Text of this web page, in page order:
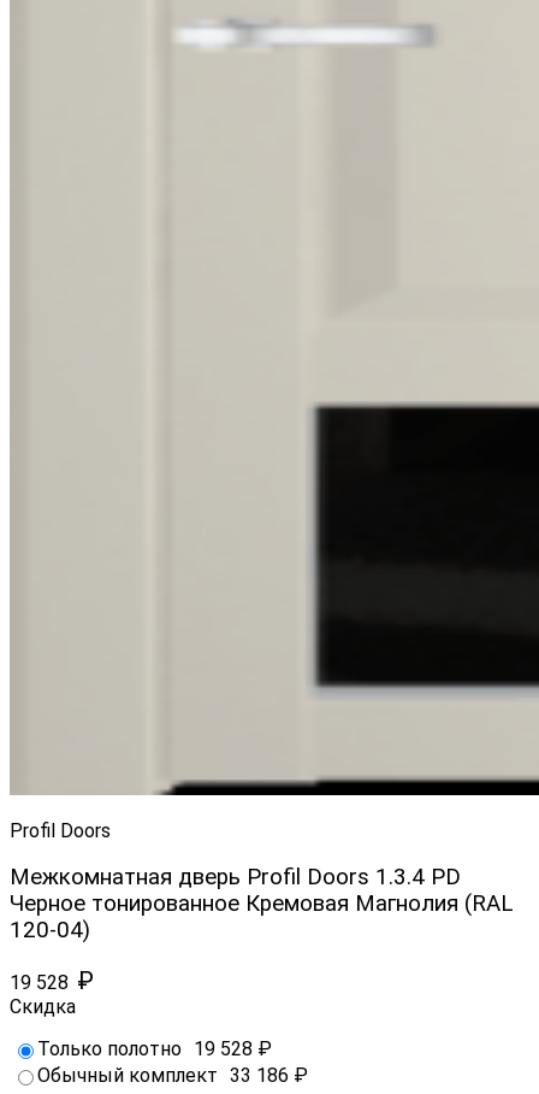
Profil Doors
Межкомнатная дверь Profil Doors 1.3.4 PD
Черное тонированное Кремовая Магнолия (RAL
120-04)
19 528 ₽
Скидка
Только полотно 19 528 ₽
Обычный комплект 33 186 ₽